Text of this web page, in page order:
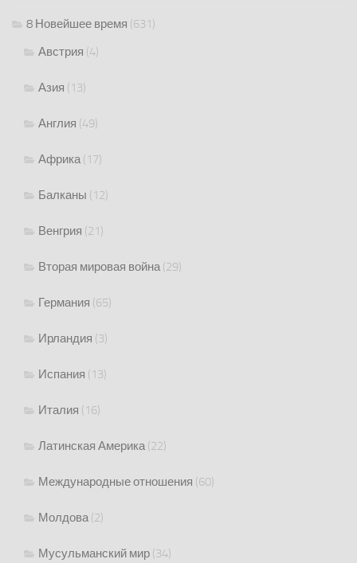
8 Новейшее время (631)
Австрия (4)
Азия (13)
Англия (49)
Африка(17)
Балканы (12)
Венгрия (21)
Вторая мировая война(29)
Германия (65)
Ирландия (3)
Испания (13)
Италия (16)
Латинская Америка(22)
Международные отношения (60)
Молдова(2)
Мусульманский мир (34)